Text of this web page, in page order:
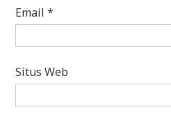
Email*
Situs Web